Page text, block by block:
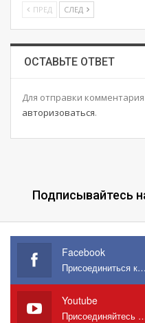
ПРЕД СЛЕД
ОСТАВЬТЕ ОТВЕТ
Для отправки
авторизоваться.
Подписывайтесь
Facebook
Присоединиться к нам на Facebook
Youtube
Присоединяйтесь к